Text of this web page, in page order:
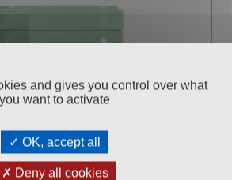
KARTOFFEL & KÜRBIS 65G
and gives you control over what
you want to activate
OK, accept all
Deny all cookies